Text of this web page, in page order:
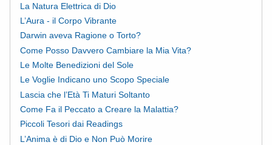
La Natura Elettrica di Dio
L’Aura - il Corpo Vibrante
Darwin aveva Ragione o Torto?
Come Posso Davvero Cambiare la Mia Vita?
Le Molte Benedizioni del Sole
Le Voglie Indicano uno Scopo Speciale
Lascia che l’Età Ti Maturi Soltanto
Come Fa il Peccato a Creare la Malattia?
Piccoli Tesori dai Readings
L’Anima è di Dio e Non Può Morire